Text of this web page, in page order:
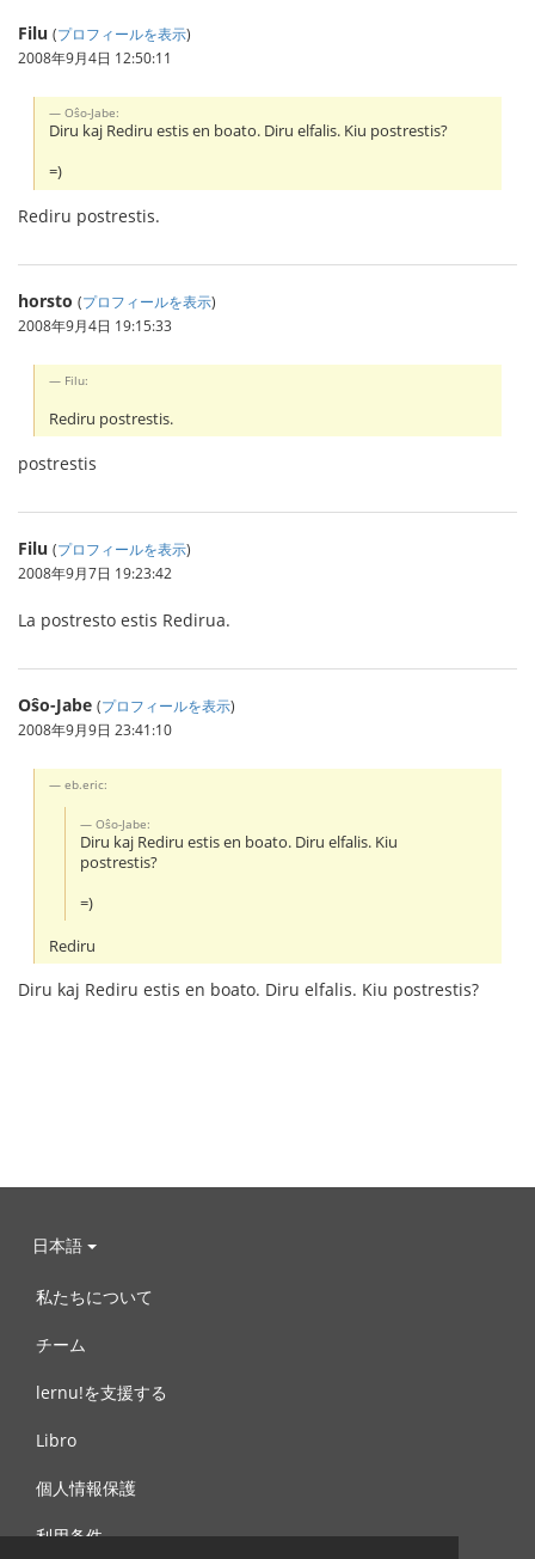
Filu (プロフィールを表示)
2008年9月4日 12:50:11
Oŝo-Jabe:
Diru kaj Rediru estis en boato. Diru elfalis. Kiu postrestis?
=)
Rediru postrestis.
horsto (プロフィールを表示)
2008年9月4日 19:15:33
Filu:
Rediru postrestis.
postrestis
Filu (プロフィールを表示)
2008年9月7日 19:23:42
La postresto estis Redirua.
Oŝo-Jabe (プロフィールを表示)
2008年9月9日 23:41:10
eb.eric:
Oŝo-Jabe:
Diru kaj Rediru estis en boato. Diru elfalis. Kiu
postrestis?
=)
Rediru
Diru kaj Rediru estis en boato. Diru elfalis. Kiu postrestis?
日本語
私たちについて
チーム
lernu!を支援する
Libro
個人情報保護
利用条件